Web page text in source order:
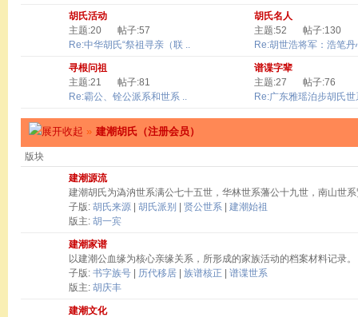
胡氏活动
主题:20
帖子:57
Re:中华胡氏“祭祖寻亲（联 ..
胡氏名人
主题:52
帖子:130
Re:胡世浩将军：浩笔丹
寻根问祖
主题:21
帖子:81
Re:霸公、铨公派系和世系 ..
谱谍字辈
主题:27
帖子:76
Re:广东雅瑶泊步胡氏世
» 建潮胡氏（注册会员）
版块
建潮源流
建潮胡氏为溈汭世系满公七十五世，华林世系藩公十九世，南山世
子版: 胡氏来源 胡氏派别 贤公世系
建潮始祖
版主: 胡一宾
建潮家谱
以建潮公血缘为核心亲缘关系，所形成的家族活动的档案材料记录。
子版: 书字族号 历代移居 族谱核正
谱谍世系
版主: 胡庆丰
建潮文化